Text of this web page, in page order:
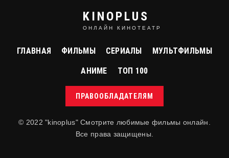
фильм
Джокер
Joker
KINOPLUS
ОНЛАЙН КИНОТЕАТР
ГЛАВНАЯ ФИЛЬМЫ СЕРИАЛЫ МУЛЬТФИЛЬМЫ
АНИМЕ ТОП 100
ПРАВООБЛАДАТЕЛЯМ
© 2022 "kinoplus" Смотрите любимые фильмы онлайн.
Все права защищены.